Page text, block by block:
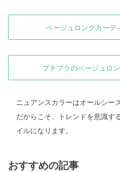
ベージュロングカーデ
プチプラのベージュロ
ニュアンスカラーはオールシー
だからこそ、トレンドを意識す
イルになります。
おすすめの記事